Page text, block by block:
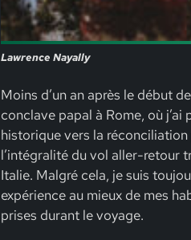
Lawrence Nayally
Moins d’un an après le début
conclave papal à Rome, où
historique vers la réconciliation
l’intégralité du vol aller-retour
Italie. Malgré cela, je suis
expérience au mieux de mes
prises durant le voyage.